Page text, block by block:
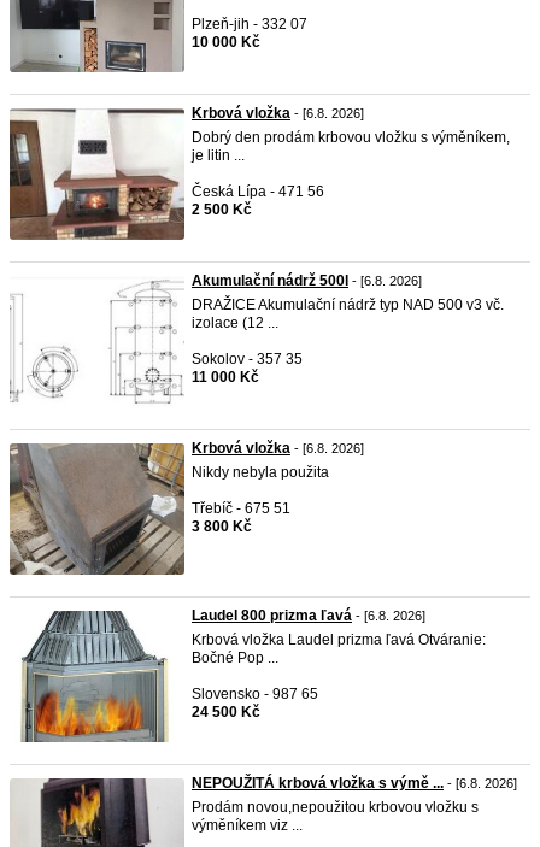
Plzeň-jih - 332 07
10 000 Kč
Krbová vložka - [6.8. 2026]
Dobrý den prodám krbovou vložku s výměníkem,
je litin ...
Česká Lípa - 471 56
2 500 Kč
Akumulační nádrž 500l - [6.8. 2026]
DRAŽICE Akumulační nádrž typ NAD 500 v3 vč.
izolace (12 ...
Sokolov - 357 35
11 000 Kč
Krbová vložka - [6.8. 2026]
Nikdy nebyla použita
Třebíč - 675 51
3 800 Kč
Laudel 800 prizma ľavá - [6.8. 2026]
Krbová vložka Laudel prizma ľavá Otváranie:
Bočné Pop ...
Slovensko - 987 65
24 500 Kč
NEPOUŽITÁ krbová vložka s výmě ... - [6.8. 2026]
Prodám novou,nepoužitou krbovou vložku s
výměníkem viz ...